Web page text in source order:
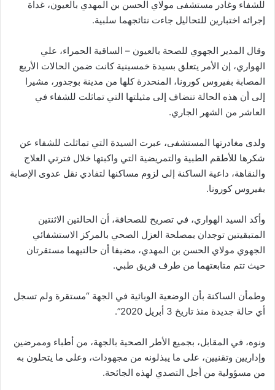
و
للشفاء وغادر مستشفى مولاي الحسن بن المهدي بالعيون، غداة
إجرائه اختبارين للتحاليل جاءت نتائجهما سلبية.
وقال المدير الجهوي للصحة بالعيون – الساقية الحمراء، علي
الهواري، إن الأمر يتعلق بسيدة خمسينية كانت ضمن الحالات الأربع
المصابة بفيروس كورونا، المنحدرة كلها من مدينة بوجدور، مشيرا
إلى أن هذه الحالة تنضاف إلى مثيلتها التي تماثلت للشفاء في
العاشر من الشهر الجاري.
ولدى مغادرتها المستشفى، عبرت السيدة التي تماثلت للشفاء عن
شكرها للأطقم الطبية والتمريضية التي واكبتها خلال فترتي العلاج
والنقاهة، داعية الساكنة إلى لزوم مساكنها لتفادي نقل عدوى الإصابة
بفيروس كورونا.
وأكد السيد الهواري، في تصريح للصحافة، أن الحالتين الاثنتين
المتبقيتين توجدان بمصلحة العزل الصحي بالمركز الاستشفائي
الجهوي مولاي الحسن بن المهدي، مضيفا أن حالتيهما مستقرتان
حيث تتم متابعتهما من طرف فريق طبي.
وطمأن الساكنة بأن الوضعية الوبائية في الجهة “مستقرة ولم تسجل
أي حالة جديدة منذ تاريخ 3 أبريل 2020”.
ونوه، في المقابل، بجميع الأطر الصحية بالجهة، من أطباء وممرضين
وإداريين وتقنيين، على ما يبذلونه من مجهودات، وعلى ما يتحلون به
من مسؤولية من أجل التصدي لهذه الجائحة.